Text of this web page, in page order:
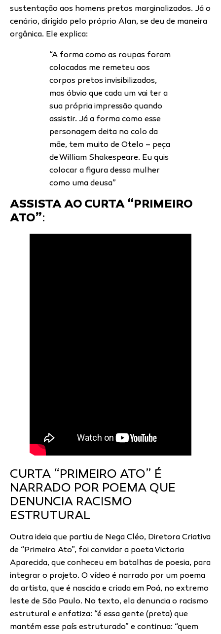
sustentação aos homens pretos marginalizados. Já o
cenário, dirigido pelo próprio Alan, se deu de maneira
orgânica. Ele explica:
“A forma como as roupas foram
colocadas me remeteu aos
corpos pretos invisibilizados,
mas óbvio que cada um vai ter a
sua própria impressão quando
assistir. Já a forma como esse
personagem deita no colo da
mãe, tem muito de Otelo – peça
de William Shakespeare. Eu quis
colocar a figura dessa mulher
como uma deusa”
ASSISTA AO CURTA “PRIMEIRO
ATO”:
CURTA “PRIMEIRO ATO” É
NARRADO POR POEMA QUE
DENUNCIA RACISMO
ESTRUTURAL
Outra ideia que partiu de Nega Cléo, Diretora Criativa
de “Primeiro Ato”, foi convidar a poeta Victoria
Aparecida, que conheceu em batalhas de poesia, para
integrar o projeto. O vídeo é narrado por um poema
da artista, que é nascida e criada em Poá, no extremo
leste de São Paulo. No texto, ela denuncia o racismo
estrutural e enfatiza: “é essa gente (preta) que
mantém esse país estruturado” e continua: “quem